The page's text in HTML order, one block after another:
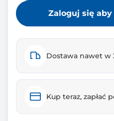
Zaloguj się aby
Dostawa nawet w
Kup teraz, zapłać